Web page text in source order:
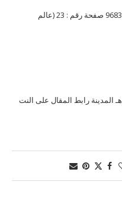
في صحيفة : المدينة المنورة رقم العدد : 9683 صفحة رقم : 23 (عالم
9683 تنمية الأخلاق عالم المدينة 9/6/1414هـ المدينة رابط المقال على النت